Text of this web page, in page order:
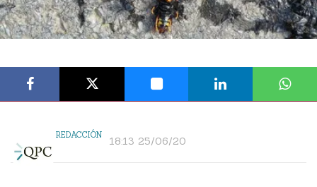
REDACCIÓN 18:13 25/06/20